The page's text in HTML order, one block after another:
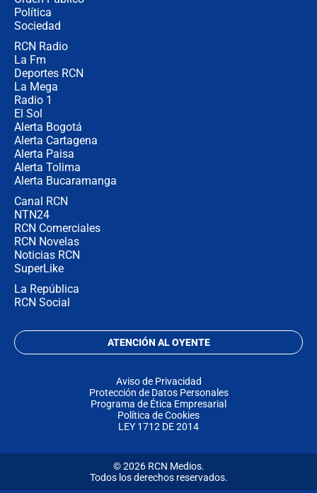
Política
Sociedad
RCN Radio
La Fm
Deportes RCN
La Mega
Radio 1
El Sol
Alerta Bogotá
Alerta Cartagena
Alerta Paisa
Alerta Tolima
Alerta Bucaramanga
Canal RCN
NTN24
RCN Comerciales
RCN Novelas
Noticias RCN
SuperLike
La República
RCN Social
ATENCIÓN AL OYENTE
Aviso de Privacidad
Protección de Datos Personales
Programa de Ética Empresarial
Política de Cookies
LEY 1712 DE 2014
© 2026 RCN Medios.
Todos los derechos reservados.